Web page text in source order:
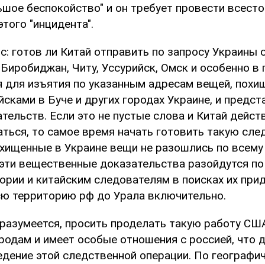
беспокойство" и он требует провести
"инцидента".
готов ли Китай отправить по запросу Украины
Читу, Уссурийск, Омск и особенно в
для изъятия по указанным адресам вещей,
в Буче и других городах Украине, и
Если это не пустые слова и Китай
то самое время начать готовить такую
в Украине вещи не разошлись по
вещественные доказательства разойдутся
и китайским следователям в поисках их
территорию рф до Урала включительно.
просить проделать такую работу
и имеет особые отношения с россией, что
этой следственной операции. По